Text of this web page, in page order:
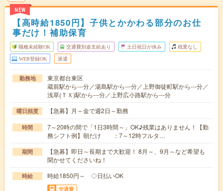
NEW
【高時給1850円】子供とかかわる部分のお仕
事だけ！補助保育
職種未経験OK 交通費別途支給あり 土日祝日が休み 残業なし
WEB登録OK 派遣
勤務地
東京都台東区
蔵前駅から---分／湯島駅から---分／上野御徒町駅から---分／
浅草(ＴＸ)駅から---分／上野広小路駅から---分
曜日頻度 【急募】月～金で週2日～勤務
時間
7～20時の間で「1日3時間～」OK♪残業はありません！【勤
務シフト例】朝だけ ：7～12時フルタ…
期間
【急募】即日～長期まで大歓迎！ 8月～、9月～など希望も
聞かせてくださいね！
時給 時給1850円～ ◇日払いOK
交通費